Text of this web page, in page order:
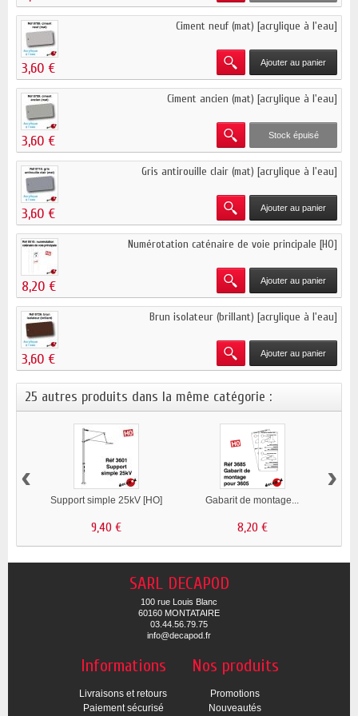
Ciment neuf (mat) [acrylique à l'eau]
3,60 € Ajouter au panier
Ciment ancien (mat) [acrylique à l'eau]
3,60 € Stock épuisé
Gris antirouille clair (mat) [acrylique à l'eau]
3,60 € Ajouter au panier
Numérotation caténaire de voie principale [HO]
8,20 € Ajouter au panier
Brun isolateur (brillant) [acrylique à l'eau]
3,60 € Ajouter au panier
25 autres produits dans la même catégorie :
Support simple 25kV [HO]
9,40 €
Gabarit de montage...
8,20 €
‹ ›
SARL DECAPOD
100 rue Louis Blanc
60160 MONTATAIRE
03.44.56.79.75
info@decapod.fr
Informations
Livraisons et retours
Paiement sécurisé
Nos produits
Promotions
Nouveautés